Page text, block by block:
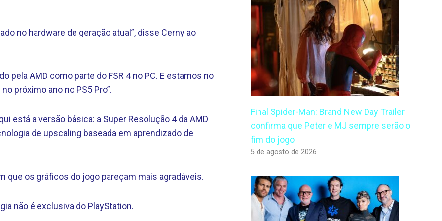
no hardware de geração atual”, disse Cerny ao
pela AMD como parte do FSR 4 no PC. E estamos no
próximo ano no PS5 Pro”.
está a versão básica: a Super Resolução 4 da AMD
de upscaling baseada em aprendizado de
que os gráficos do jogo pareçam mais agradáveis.
não é exclusiva do PlayStation.
Final Spider-Man: Brand New Day Trailer
confirma que Peter e MJ sempre serão o
fim do jogo
5 de agosto de 2026